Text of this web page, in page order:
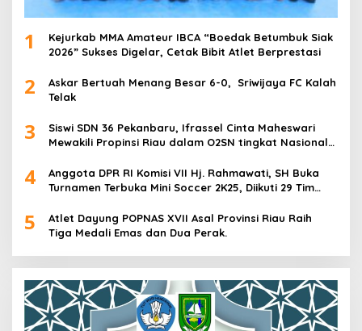
1
Kejurkab MMA Amateur IBCA “Boedak Betumbuk Siak
2026” Sukses Digelar, Cetak Bibit Atlet Berprestasi
2
Askar Bertuah Menang Besar 6-0, Sriwijaya FC Kalah
Telak
3
Siswi SDN 36 Pekanbaru, Ifrassel Cinta Maheswari
Mewakili Propinsi Riau dalam O2SN tingkat Nasional
4
Anggota DPR RI Komisi VII Hj. Rahmawati, SH Buka
Turnamen Terbuka Mini Soccer 2K25, Diikuti 29 Tim
5
Atlet Dayung POPNAS XVII Asal Provinsi Riau Raih
Tiga Medali Emas dan Dua Perak.